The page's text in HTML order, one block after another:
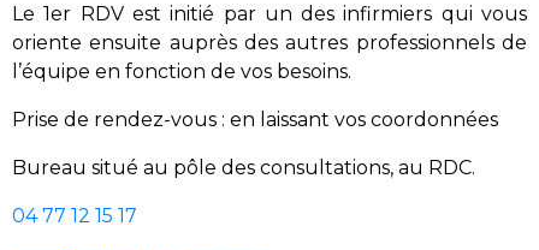
Le 1er RDV est initié par un des infirmiers qui vous
oriente ensuite auprès des autres professionnels de
l’équipe en fonction de vos besoins.
Prise de rendez-vous : en laissant vos coordonnées
Bureau situé au pôle des consultations, au RDC.
04 77 12 15 17